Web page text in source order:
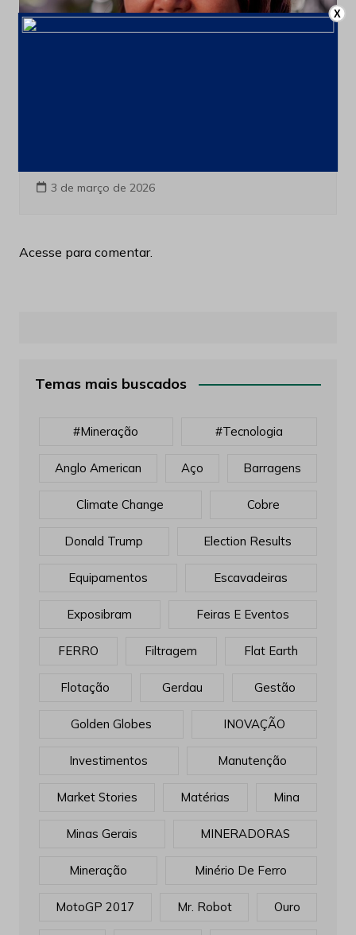
3 de março de 2026
Acesse para comentar.
Temas mais buscados
#mineração #tecnologia
Anglo American Aço Barragens
Climate Change Cobre
Donald Trump Election Results
Equipamentos Escavadeiras
Exposibram Feiras E Eventos
FERRO Filtragem Flat Earth
Flotação Gerdau Gestão
Golden Globes INOVAÇÃO
Investimentos Manutenção
Market Stories Matérias Mina
Minas Gerais MINERADORAS
Mineração Minério De Ferro
MotoGP 2017 Mr. Robot Ouro
X